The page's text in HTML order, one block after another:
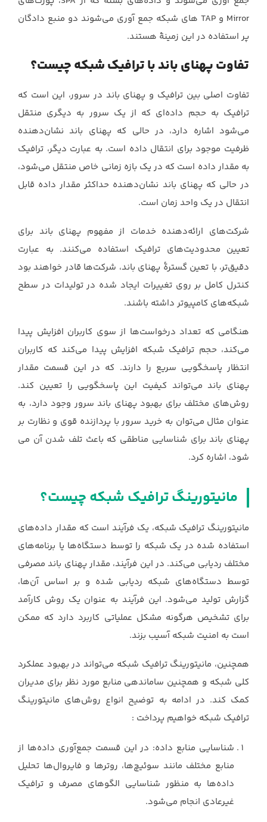
‏Mirror‏ و ‏TAP‏ های شبکه جمع آوری می‌شوند دو منبع ‏دادگان
پر استفاده در این زمینۀ هستند.‏
تفاوت پهنای باند با ترافیک شبکه چیست؟
تفاوت اصلی بین ترافیک و پهنای باند در سرور، این است که
ترافیک به حجم داده‌ای که از یک ‏سرور به دیگری منتقل
می‌شود اشاره دارد، در حالی که پهنای باند نشان‌دهنده
ظرفیت موجود برای ‏انتقال داده است. به عبارت دیگر، ترافیک
به مقدار داده است که در یک بازه زمانی خاص منتقل ‏می‌شود،
در حالی که پهنای باند نشان‌دهنده حداکثر مقدار داده قابل
انتقال در یک واحد زمان است.‏
شرکت‌های ارائه‌دهنده خدمات از مفهوم پهنای باند برای
تعیین محدودیت‌های ترافیک استفاده ‏می‌کنند. به عبارت
دقیق‌تر، با تعین گسترۀ پهنای باند، شرکت‌ها قادر خواهند بود
کنترل کامل ‏‎‎بر ‏روی تغییرات ایجاد شده در تولیدات در سطح
شبکه‌های کامپیوتر داشته باشند. ‏
هنگامی که تعداد درخواست‌ها از سوی کاربران افزایش پیدا
می‌کند، حجم ترافیک شبکه افزایش پیدا ‏می‌کند که کاربران
انتظار پاسخگویی سریع را دارند. که در این قسمت مقدار
پهنای باند می‌تواند ‏کیفیت این پاسخگویی را تعیین کند.
روش‌های مختلف برای بهبود پهنای باند سرور وجود دارد، به
‏عنوان مثال می‌توان به خرید سرور با پردازنده قوی و نظارت بر
پهنای باند برای شناسایی مناطقی ‏که باعث تلف شدن آن می
شود، اشاره کرد.‏‎ ‎
مانیتورینگ ترافیک شبکه چیست؟
مانیتورینگ ترافیک شبکه، یک فرآیند است که مقدار داده‌های
استفاده شده در یک شبکه را توسط ‏دستگاه‌ها یا برنامه‌های
مختلف ردیابی می‌کند. در این فرآیند، مقدار پهنای باند مصرفی
توسط ‏دستگاه‌های شبکه ردیابی شده و بر اساس آن‌ها،
گزارش تولید می‌شود. این فرآیند به عنوان یک ‏روش کارآمد
برای تشخیص هرگونه مشکل عملیاتی کاربرد دارد که ممکن
است به امنیت شبکه ‏آسیب بزند.
همچنین، مانیتورینگ ترافیک شبکه می‌تواند در بهبود عملکرد
کلی شبکه و همچنین ‏ساماندهی منابع مورد نظر برای مدیران
کمک کند. در ادامه به توضیح انواع روش‌های ‏مانیتورینگ
ترافیک شبکه خواهیم پرداخت :‏
شناسایی منابع داده: در این قسمت جمع‌آوری داده‌ها از
منابع مختلف مانند سوئیچ‌ها، روترها و ‏فایروال‌ها تحلیل
داده‌ها به منظور شناسایی الگوهای مصرف و ترافیک
غیرعادی انجام می‌شود. ‏